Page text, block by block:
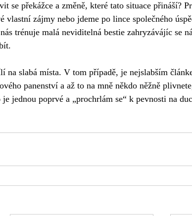
se překážce a změně, které tato situace přináší?
vlastní zájmy nebo jdeme po lince společného
trénuje malá neviditelná bestie zahryzávájíc se
na slabá místa. V tom případě, je nejslabším
panenství a až to na mně někdo něžně
jednou poprvé a „prochrlám se“ k pevnosti na